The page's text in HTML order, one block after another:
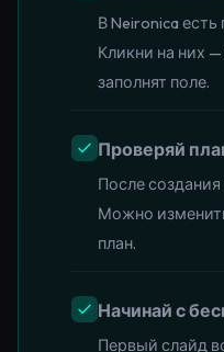
В Neironica
Кликни на них
заполнят поле.
Проверяй
После
Можно
план.
Начинай с
Первый слайд